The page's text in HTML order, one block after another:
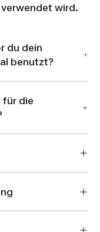
wird.
du dein
benutzt?
für die